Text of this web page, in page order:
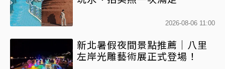
2026-08-06 11:00
新北暑假夜間景點推薦｜八里
左岸光雕藝術展正式登場！